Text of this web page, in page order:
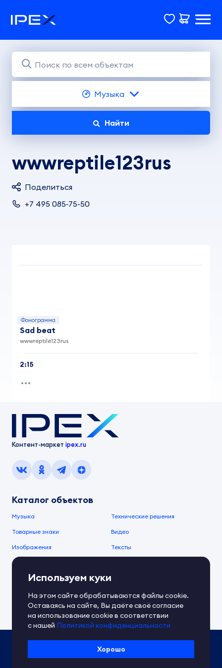
Музыка
Найти
wwwreptile123rus
Поделиться
+7 495 085-75-50
Фонограмма
Sad beat
wwwreptile123rus
2:15
Контент-маркет ipex.ru
Каталог объектов
Музыка Технические решения
Товарные знаки Видео
Изображения Тексты
О компании
О сервисе
Документы IPEX Справочный центр
Контакты Обратная связь
Политика IPEX по обработке ПД
Условия использования платформы
Используем куки
На этом сайте обрабатываются файлы cookie.
Оставаясь на сайте, Вы даёте своё согласие
на использование cookie в соответствии
с нашей Политикой конфиденциальности
Хорошо